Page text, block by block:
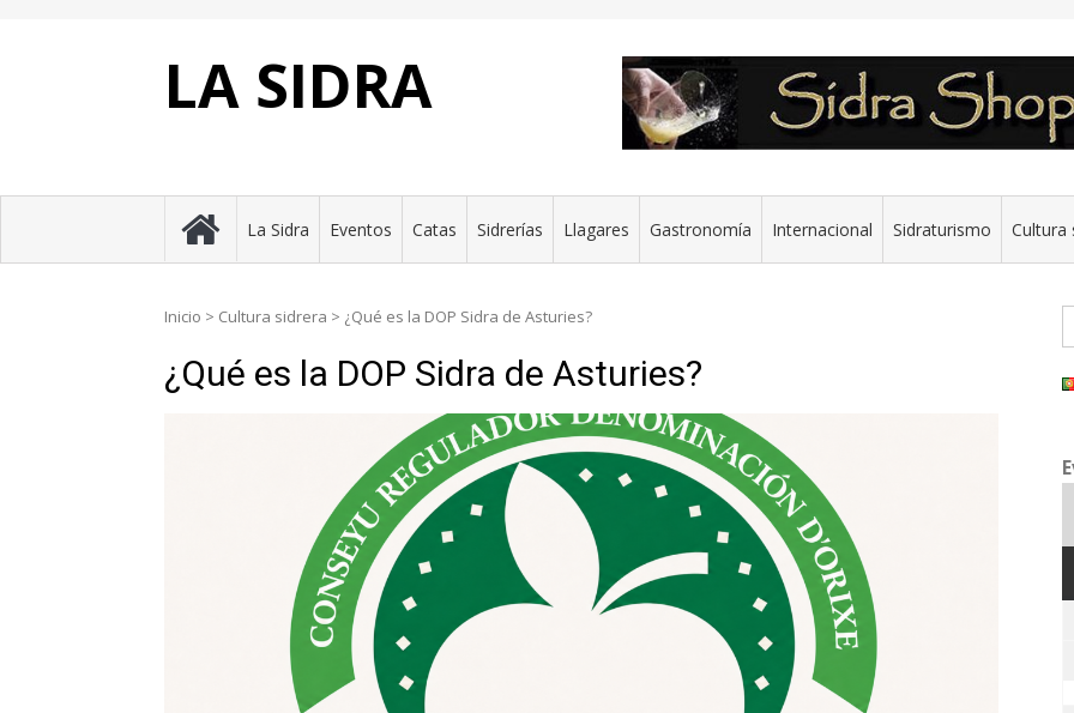
LA SIDRA
La Sidra Eventos Catas Sidrerías Llagares Gastronomía Internacional Sidraturismo Cultura
Inicio > Cultura sidrera > ¿Qué es la DOP Sidra de Asturies?
¿Qué es la DOP Sidra de Asturies?